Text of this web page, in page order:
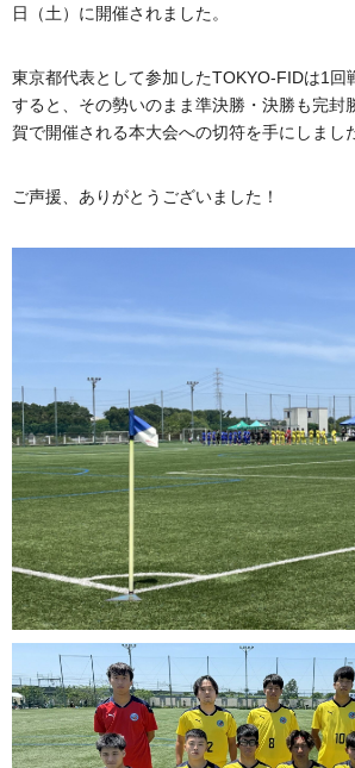
日（土）に開催されました。
東京都代表として参加したTOKYO-FIDは1回
すると、その勢いのまま準決勝・決勝も完封
賀で開催される本大会への切符を手にしまし
ご声援、ありがとうございました！